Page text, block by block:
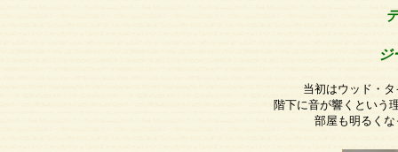
ジ
当初はウッド・
階下に音が響くという
部屋も明るく